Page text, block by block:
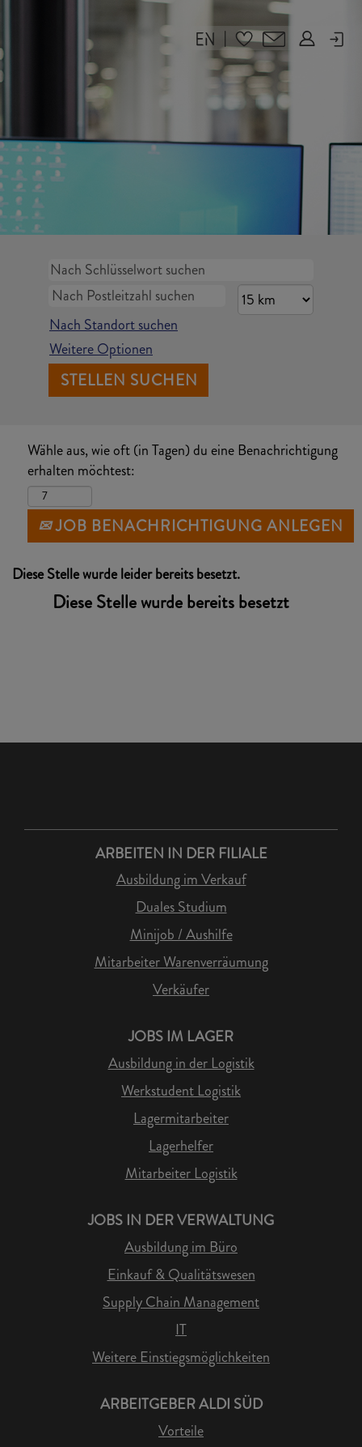
|
Nach Standort suchen
Weitere Optionen
Wähle aus, wie oft (in Tagen) du eine Benachrichtigung
erhalten möchtest:
JOB BENACHRICHTIGUNG ANLEGEN
Diese Stelle wurde leider bereits besetzt.
Diese Stelle wurde bereits besetzt
ARBEITEN IN DER FILIALE
Ausbildung im Verkauf
Duales Studium
Minijob / Aushilfe
Mitarbeiter Warenverräumung
Verkäufer
JOBS IM LAGER
Ausbildung in der Logistik
Werkstudent Logistik
Lagermitarbeiter
Lagerhelfer
Mitarbeiter Logistik
JOBS IN DER VERWALTUNG
Ausbildung im Büro
Einkauf & Qualitätswesen
Supply Chain Management
IT
Weitere Einstiegsmöglichkeiten
ARBEITGEBER ALDI SÜD
Vorteile